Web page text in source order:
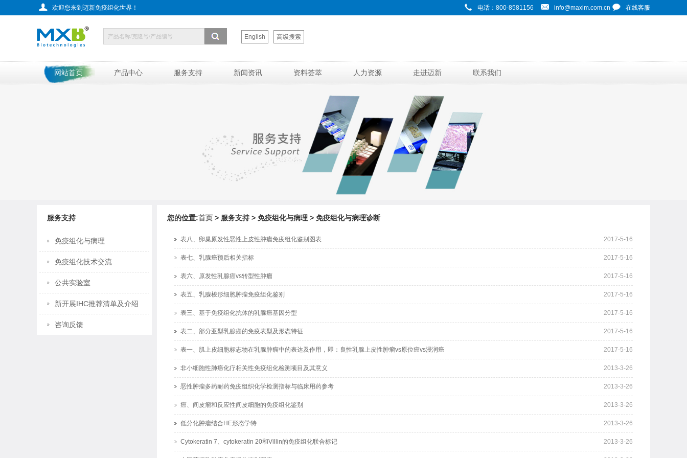
欢迎您来到迈新免疫组化世界！ 电话：800-8581156 info@maxim.com.cn 在线客服
English 高级搜索
网站首页 产品中心 服务支持 新闻资讯 资料荟萃 人力资源 走进迈新 联系我们
服务支持
免疫组化与病理
免疫组化技术交流
公共实验室
新开展IHC推荐清单及介绍
咨询反馈
您的位置:首页 > 服务支持 > 免疫组化与病理 > 免疫组化与病理诊断
2017-5-16
表八、卵巢原发性恶性上皮性肿瘤免疫组化鉴别图表
2017-5-16
表七、乳腺癌预后相关指标
2017-5-16
表六、原发性乳腺癌vs转型性肿瘤
2017-5-16
表五、乳腺梭形细胞肿瘤免疫组化鉴别
2017-5-16
表三、基于免疫组化抗体的乳腺癌基因分型
2017-5-16
表二、部分亚型乳腺癌的免疫表型及形态特征
2017-5-16
表一、肌上皮细胞标志物在乳腺肿瘤中的表达及作用，即：良性乳腺上皮性肿瘤vs原位癌vs浸润癌
2013-3-26
非小细胞性肺癌化疗相关性免疫组化检测项目及其意义
2013-3-26
恶性肿瘤多药耐药免疫组织化学检测指标与临床用药参考
2013-3-26
癌、间皮瘤和反应性间皮细胞的免疫组化鉴别
2013-3-26
低分化肿瘤结合HE形态学特
2013-3-26
Cytokeratin 7、cytokeratin 20和Villin的免疫组化联合标记